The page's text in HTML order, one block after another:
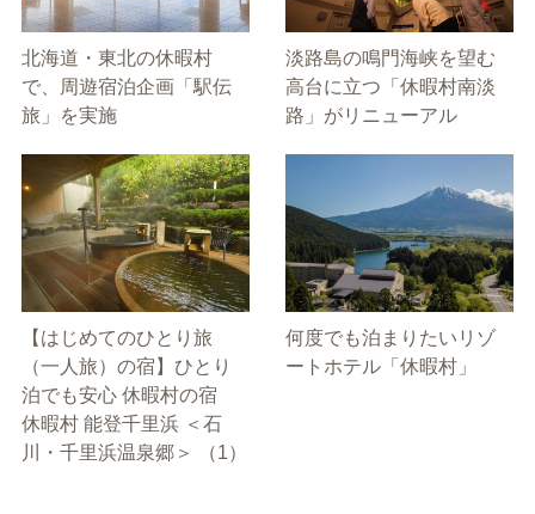
北海道・東北の休暇村
で、周遊宿泊企画「駅伝
旅」を実施
淡路島の鳴門海峡を望む
高台に立つ「休暇村南淡
路」がリニューアル
【はじめてのひとり旅
（一人旅）の宿】ひとり
泊でも安心 休暇村の宿
休暇村 能登千里浜 ＜石
川・千里浜温泉郷＞ （1）
何度でも泊まりたいリゾ
ートホテル「休暇村」